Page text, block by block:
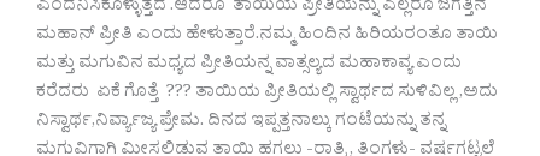
ಎಂದೆನಿಸಿಕೊಳ್ಳುತ್ತದೆ .ಆದರೂ ತಾಯಿಯ ಪ್ರೀತಿಯನ್ನು ಎಲ್ಲರೂ ಜಗತ್ತಿನ
ಮಹಾನ್ ಪ್ರೀತಿ ಎಂದು ಹೇಳುತ್ತಾರೆ.ನಮ್ಮ ಹಿಂದಿನ ಹಿರಿಯರಂತೂ ತಾಯಿ
ಮತ್ತು ಮಗುವಿನ ಮಧ್ಯದ ಪ್ರೀತಿಯನ್ನ ವಾತ್ಸಲ್ಯದ ಮಹಾಕಾವ್ಯ ಎಂದು
ಕರೆದರು ಏಕೆ ಗೊತ್ತೆ ??? ತಾಯಿಯ ಪ್ರೀತಿಯಲ್ಲಿ ಸ್ವಾರ್ಥದ ಸುಳಿವಿಲ್ಲ ,ಅದು
ನಿಸ್ವಾರ್ಥ,ನಿರ್ವ್ಯಾಜ್ಯ ಪ್ರೇಮ. ದಿನದ ಇಪ್ಪತ್ತನಾಲ್ಕು ಗಂಟೆಯನ್ನು ತನ್ನ